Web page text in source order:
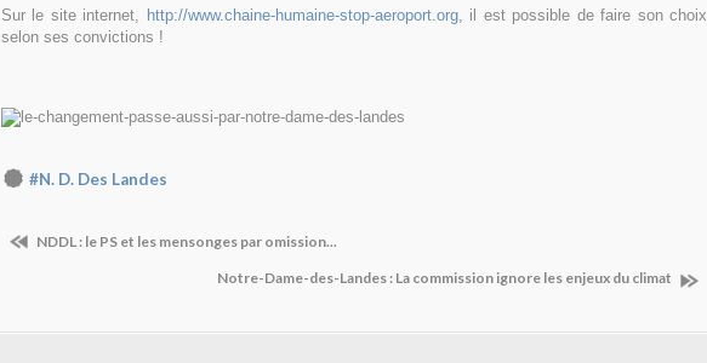
Sur le site internet, http://www.chaine-humaine-stop-aeroport.org,
il est possible de faire son choix
selon ses convictions !
#N. D. Des Landes
NDDL : le PS et les mensonges par omission...
Notre-Dame-des-Landes : La commission ignore les enjeux du climat